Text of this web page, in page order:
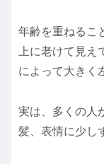
年齢を重ねるこ
上に老けて見え
によって大きく
実は、多くの人
髪、表情に少し